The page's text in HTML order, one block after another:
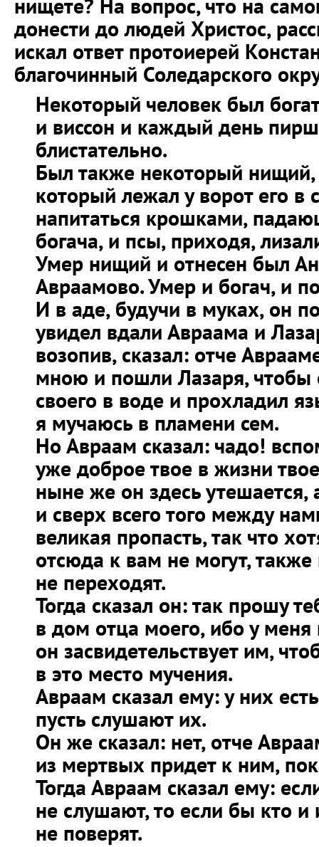
нищете? На вопрос, что на
донести до людей Христос,
искал ответ протоиерей
благочинный Соледарского
Некоторый человек был
и виссон и каждый день
блистательно.
Был также некоторый
который лежал у ворот его в
напитаться крошками,
богача, и псы, приходя,
Умер нищий и отнесен был
Авраамово. Умер и богач, и
И в аде, будучи в муках, он
увидел вдали Авраама и
возопив, сказал: отче
мною и пошли Лазаря, чтобы
своего в воде и прохладил
я мучаюсь в пламени сем.
Но Авраам сказал: чадо!
уже доброе твое в жизни
ныне же он здесь утешается,
и сверх всего того между
великая пропасть, так что
отсюда к вам не могут,
не переходят.
Тогда сказал он: так прошу
в дом отца моего, ибо у меня
он засвидетельствует им,
в это место мучения.
Авраам сказал ему: у них
пусть слушают их.
Он же сказал: нет, отче
из мертвых придет к ним,
Тогда Авраам сказал ему:
не слушают, то если бы кто и
не поверят.